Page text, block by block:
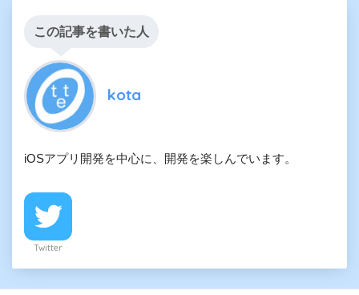
この記事を書いた人
kota
iOSアプリ開発を中心に、開発を楽しんでいます。
Twitter